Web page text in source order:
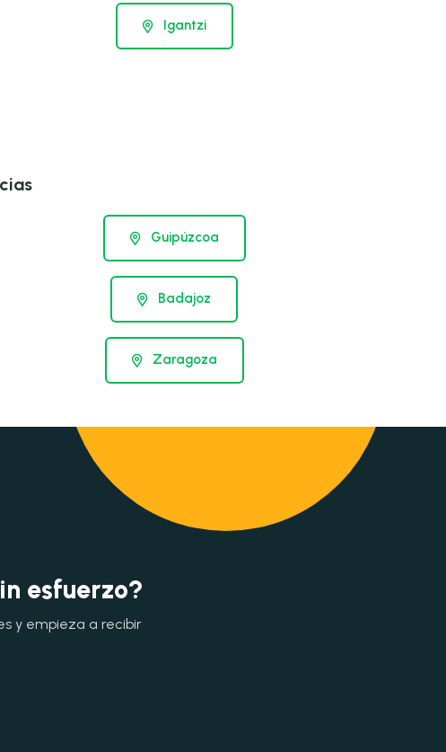
Igantzi
Guipúzcoa
Badajoz
Zaragoza
esfuerzo?
y empieza a recibir